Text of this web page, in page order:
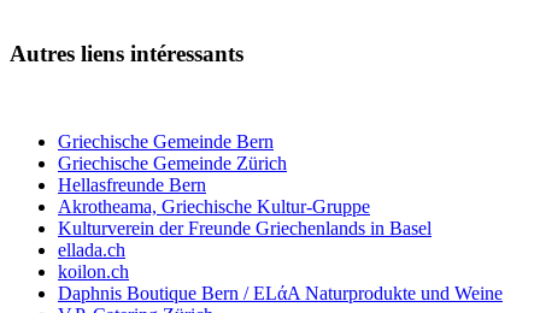
Autres liens intéressants
Griechische Gemeinde Bern
Griechische Gemeinde Zürich
Hellasfreunde Bern
Akrotheama, Griechische Kultur-Gruppe
Kulturverein der Freunde Griechenlands in Basel
ellada.ch
koilon.ch
Daphnis Boutique Bern / ELάA Naturprodukte und Weine